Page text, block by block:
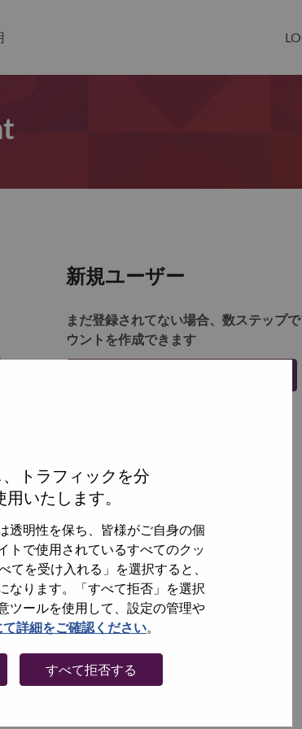
トラフィックを分
いたします。
透明性を保ち、皆様がご自身の個
トで使用されているすべてのクッ
てを受け入れる」を選択すると、
なります。「すべて拒否」を選択
ツールを使用して、設定の管理や
詳細をご確認ください。
すべて拒否する
新規ユーザー
まだ登録されてない場合、数ステップ
ウントを作成できます